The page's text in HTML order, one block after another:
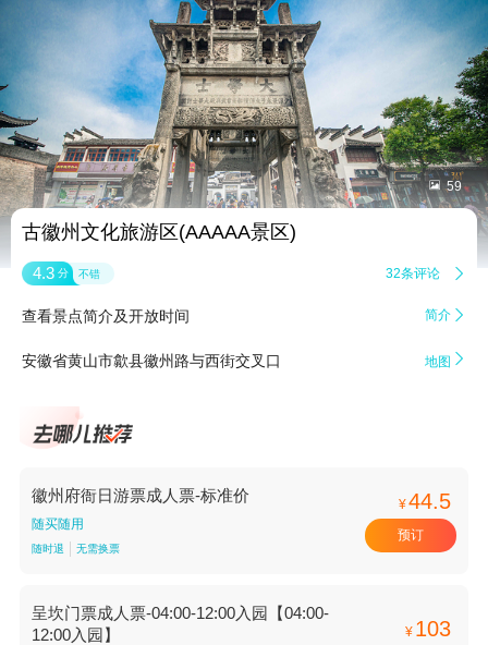
 59
古徽州文化旅游区(AAAAA景区)
4.3 分 不错 32条评论 
查看景点简介及开放时间 简介 
安徽省黄山市歙县徽州路与西街交叉口 地图 
徽州府衙日游票成人票-标准价
随买随用
随时退 无需换票
¥44.5
预订
呈坎门票成人票-04:00-12:00入园【04:00-
12:00入园】
¥ 103